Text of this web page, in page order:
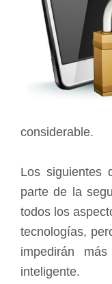
considerable.
Los siguientes
parte de la
todos los
tecnologías,
impedirán
inteligente.